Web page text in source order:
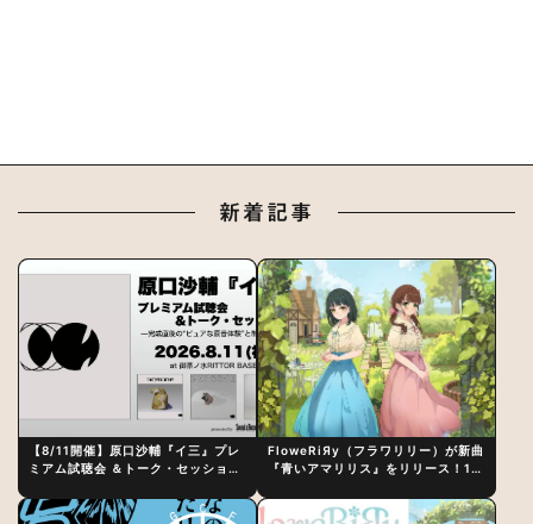
新着記事
【8/11開催】原口沙輔『イ三』プレ
ミアム試聴会 ＆トーク・セッション
制作秘話
FloweRiЯy（フラワリリー）が新曲
『青いアマリリス』をリリース！1st